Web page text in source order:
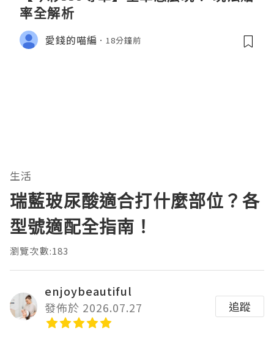
率全解析
愛錢的喵編 18分鐘前
生活
瑞藍玻尿酸適合打什麼部位？各
型號適配全指南！
瀏覽次數:183
enjoybeautiful
發佈於 2026.07.27
追蹤